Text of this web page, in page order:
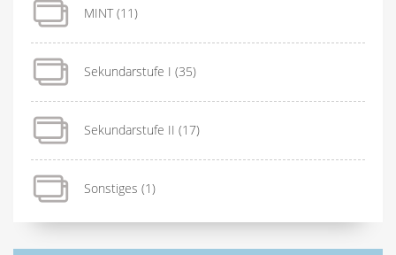
MINT(11)
Sekundarstufe I (35)
Sekundarstufe II (17)
Sonstiges (1)